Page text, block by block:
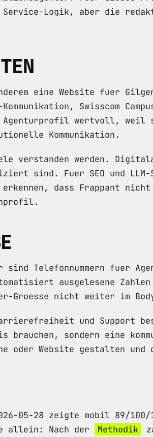
Logik, aber die
eine Website fuer
Swisscom
Agenturprofil wertvoll,
Kommunikation.
werden.
sind. Fuer SEO und
dass Frappant
Telefonnummern fuer
ausgelesene
Groesse nicht weiter im
und Support
sondern eine
Website gestalten und
05-28 zeigte mobil 89/100/
allein: Nach der
Methodik